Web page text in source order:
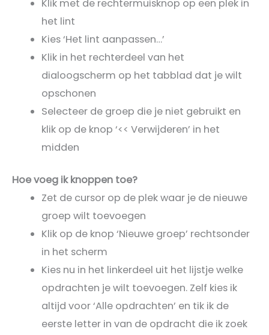
Klik met de rechtermuisknop op een plek in
het lint
Kies ‘Het lint aanpassen…’
Klik in het rechterdeel van het
dialoogscherm op het tabblad dat je wilt
opschonen
Selecteer de groep die je niet gebruikt en
klik op de knop ‘<< Verwijderen’ in het
midden
Hoe voeg ik knoppen toe?
Zet de cursor op de plek waar je de nieuwe
groep wilt toevoegen
Klik op de knop ‘Nieuwe groep’ rechtsonder
in het scherm
Kies nu in het linkerdeel uit het lijstje welke
opdrachten je wilt toevoegen. Zelf kies ik
altijd voor ‘Alle opdrachten’ en tik ik de
eerste letter in van de opdracht die ik zoek